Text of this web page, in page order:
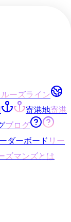
ルーズライン
寄港地寄港
ブログ
ダーボード リー
ズマンズとは